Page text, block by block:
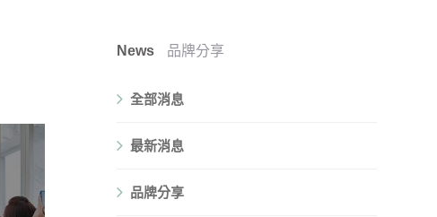
News 品牌分享
全部消息
最新消息
品牌分享